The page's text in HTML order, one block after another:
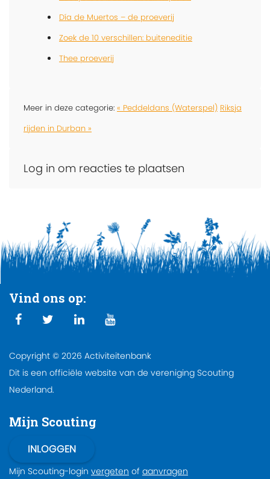
Día de Muertos – de proeverij
Zoek de 10 verschillen: buiteneditie
Thee proeverij
Meer in deze categorie: « Peddeldans (Waterspel) Riksja
rijden in Durban »
Log in om reacties te plaatsen
Vind ons op:
Copyright © 2026 Activiteitenbank
Dit is een officiële website van de vereniging Scouting
Nederland.
Mijn Scouting
Mijn Scouting-login vergeten of aanvragen